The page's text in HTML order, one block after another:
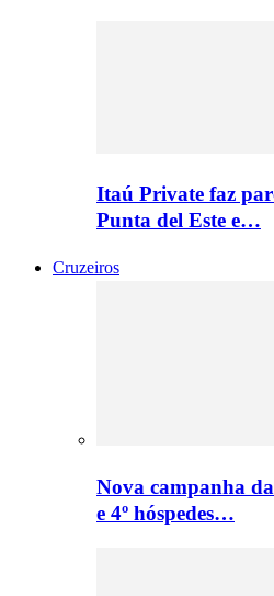
Itaú Private faz
Punta del Este e…
Cruzeiros
Nova campanha da
e 4º hóspedes…